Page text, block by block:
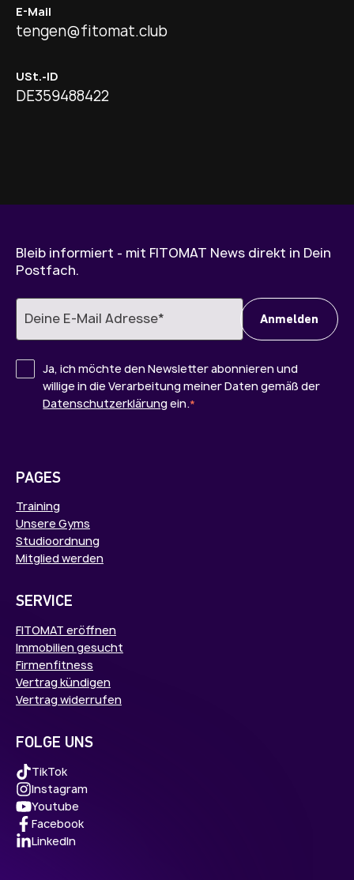
E-Mail
tengen@fitomat.club
USt.-ID
DE359488422
Bleib informiert - mit FITOMAT News direkt in Dein
Postfach.
Ja, ich möchte den Newsletter abonnieren und
willige in die Verarbeitung meiner Daten gemäß der
Datenschutzerklärung ein.*
PAGES
Training
Unsere Gyms
Studioordnung
Mitglied werden
SERVICE
FITOMAT eröffnen
Immobilien gesucht
Firmenfitness
Vertrag kündigen
Vertrag widerrufen
FOLGE UNS
TikTok
Instagram
Youtube
Facebook
LinkedIn